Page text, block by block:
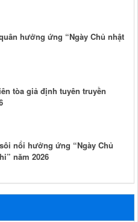
hưởng ứng “Ngày Chủ nhật
tòa giả định tuyên truyền
nổi hưởng ứng “Ngày Chủ
năm 2026